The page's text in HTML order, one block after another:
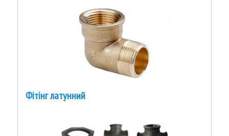
Фітінг латунний